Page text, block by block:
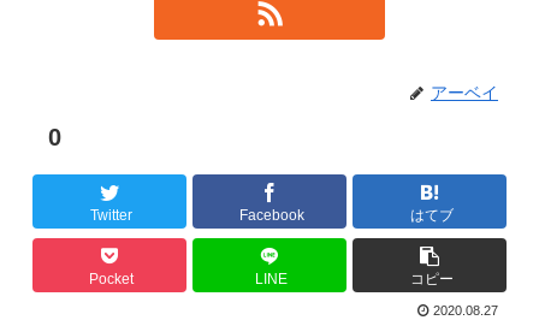
アーベイ
0
Twitter Facebook はてブ
Pocket LINE コピー
2020.08.27